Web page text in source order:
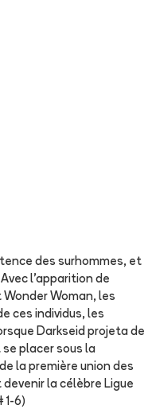
des surhommes, et
l’apparition de
Woman, les
ces individus, les
Darkseid projeta de
placer sous la
la première union des
la célèbre Ligue
1-6)